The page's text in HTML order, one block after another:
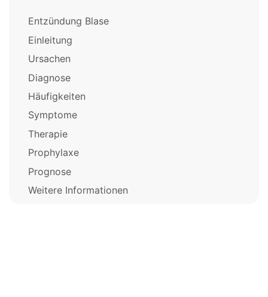
Entzündung Blase
Einleitung
Ursachen
Diagnose
Häufigkeiten
Symptome
Therapie
Prophylaxe
Prognose
Weitere Informationen